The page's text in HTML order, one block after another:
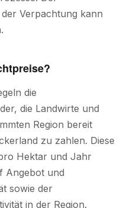
Verpachtung kann
die
die Landwirte und
Region bereit
zu zahlen. Diese
Hektar und Jahr
Angebot und
sowie der
in der Region.